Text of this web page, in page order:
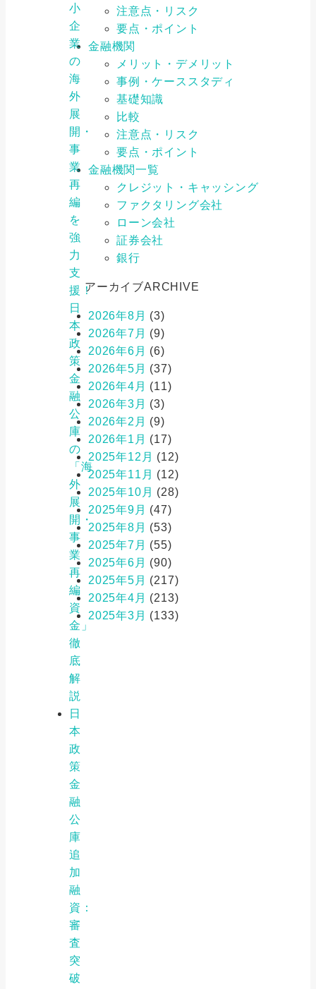
小
企
業
の
海
外
展
開・
事
業
再
編
を
強
力
支
援！
日
本
政
策
金
融
公
庫
の
「海
外
展
開・
事
業
再
編
資
金」
徹
底
解
説
日
本
政
策
金
融
公
庫
追
加
融
資：
審
査
突
破
注意点・リスク
要点・ポイント
金融機関
メリット・デメリット
事例・ケーススタディ
基礎知識
比較
注意点・リスク
要点・ポイント
金融機関一覧
クレジット・キャッシング
ファクタリング会社
ローン会社
証券会社
銀行
アーカイブARCHIVE
2026年8月 (3)
2026年7月 (9)
2026年6月 (6)
2026年5月 (37)
2026年4月 (11)
2026年3月 (3)
2026年2月 (9)
2026年1月 (17)
2025年12月 (12)
2025年11月 (12)
2025年10月 (28)
2025年9月 (47)
2025年8月 (53)
2025年7月 (55)
2025年6月 (90)
2025年5月 (217)
2025年4月 (213)
2025年3月 (133)